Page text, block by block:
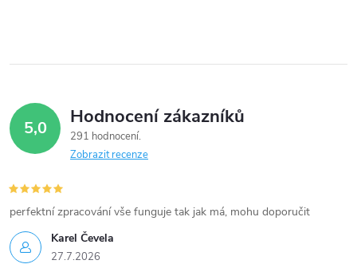
v
k
v
ý
p
5,0 Hodnocení zákazníků
291 hodnocení
Zobrazit recenze
Karel Čevela
27.7.2026
perfektní zpracování vše funguje tak jak má, mohu doporučit